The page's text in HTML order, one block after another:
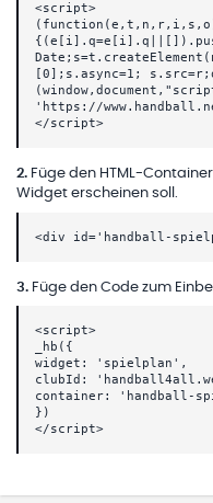
<script>
[0];s.async=1;
'https://
</script>
2. Füge den HTML-
Widget erscheinen soll.
<div id='handball-
3. Füge den Code zum
<script>
_hb({
widget: 'spielplan',
clubId:
container: 'handball-
})
</script>